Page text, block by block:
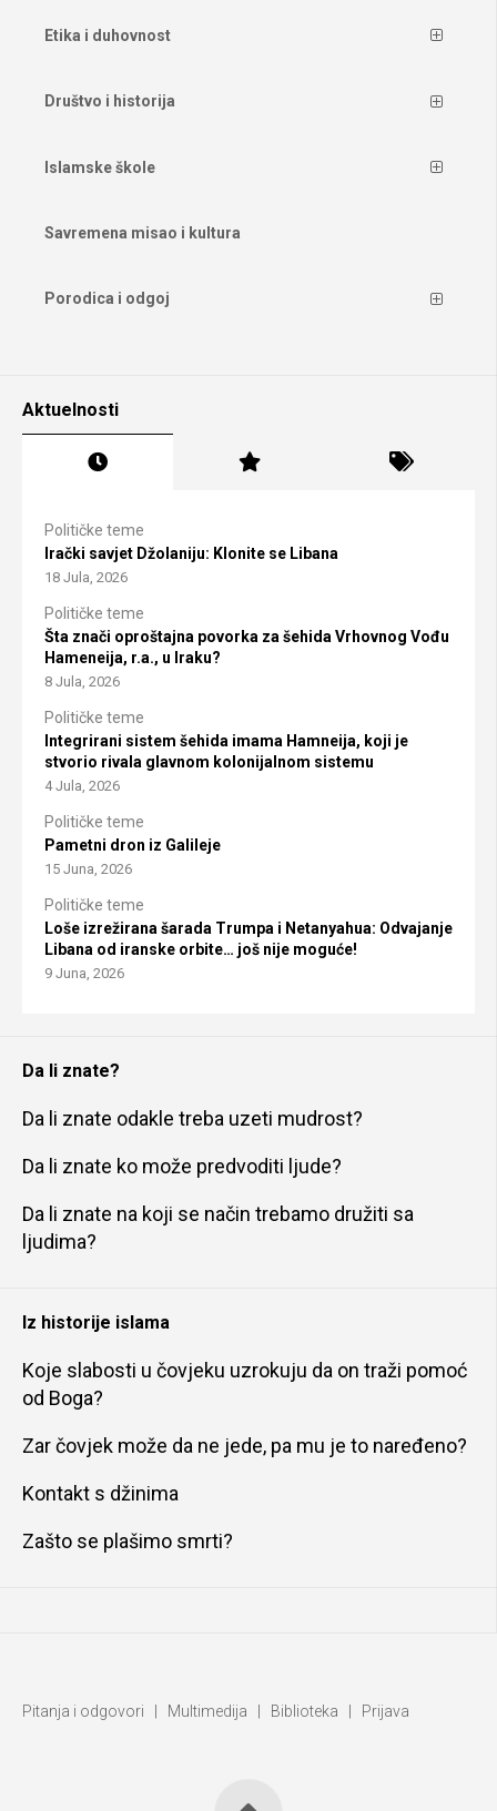
Etika i duhovnost
Društvo i historija
Islamske škole
Savremena misao i kultura
Porodica i odgoj
Aktuelnosti
Političke teme
Irački savjet Džolaniju: Klonite se Libana
18 Jula, 2026
Političke teme
Šta znači oproštajna povorka za šehida Vrhovnog Vođu
Hameneija, r.a., u Iraku?
8 Jula, 2026
Političke teme
Integrirani sistem šehida imama Hamneija, koji je
stvorio rivala glavnom kolonijalnom sistemu
4 Jula, 2026
Političke teme
Pametni dron iz Galileje
15 Juna, 2026
Političke teme
Loše izrežirana šarada Trumpa i Netanyahua: Odvajanje
Libana od iranske orbite… još nije moguće!
9 Juna, 2026
Da li znate?
Da li znate odakle treba uzeti mudrost?
Da li znate ko može predvoditi ljude?
Da li znate na koji se način trebamo družiti sa
ljudima?
Iz historije islama
Koje slabosti u čovjeku uzrokuju da on traži pomoć
od Boga?
Zar čovjek može da ne jede, pa mu je to naređeno?
Kontakt s džinima
Zašto se plašimo smrti?
Pitanja i odgovori Multimedija Biblioteka Prijava